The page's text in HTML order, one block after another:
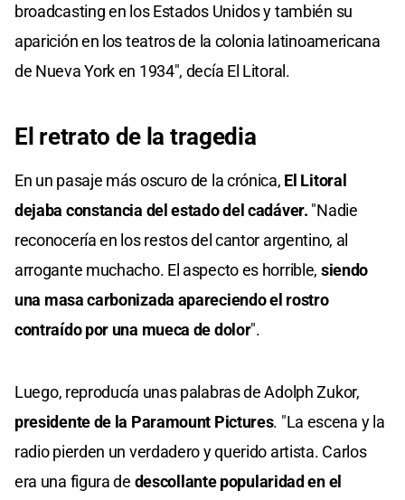
broadcasting en los Estados Unidos y también su
aparición en los teatros de la colonia latinoamericana
de Nueva York en 1934", decía El Litoral.
El retrato de la tragedia
En un pasaje más oscuro de la crónica, El Litoral
dejaba constancia del estado del cadáver. "Nadie
reconocería en los restos del cantor argentino, al
arrogante muchacho. El aspecto es horrible, siendo
una masa carbonizada apareciendo el rostro
contraído por una mueca de dolor".
Luego, reproducía unas palabras de Adolph Zukor,
presidente de la Paramount Pictures. "La escena y la
radio pierden un verdadero y querido artista. Carlos
era una figura de descollante popularidad en el